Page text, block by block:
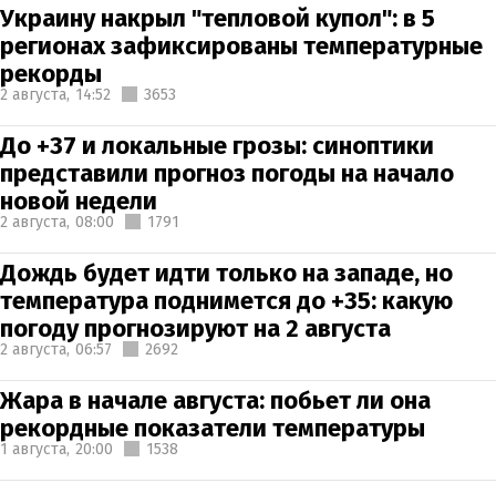
Украину накрыл "тепловой купол": в 5
регионах зафиксированы температурные
рекорды
2 августа, 14:52 3653
До +37 и локальные грозы: синоптики
представили прогноз погоды на начало
новой недели
2 августа, 08:00 1791
Дождь будет идти только на западе, но
температура поднимется до +35: какую
погоду прогнозируют на 2 августа
2 августа, 06:57 2692
Жара в начале августа: побьет ли она
рекордные показатели температуры
1 августа, 20:00 1538